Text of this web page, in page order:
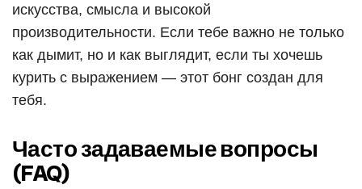
искусства, смысла и высокой
производительности. Если тебе важно не только
как дымит, но и как выглядит, если ты хочешь
курить с выражением — этот бонг создан для
тебя.
Часто задаваемые вопросы
(FAQ)